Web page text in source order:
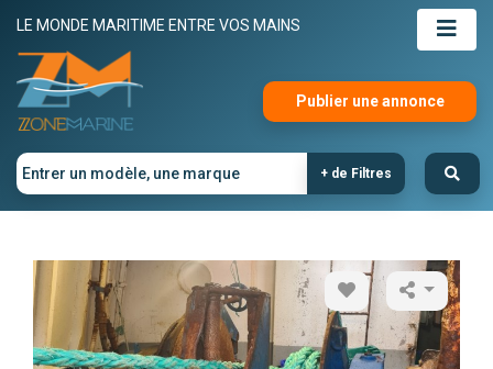
LE MONDE MARITIME ENTRE VOS MAINS
Publier une annonce
+ de Filtres